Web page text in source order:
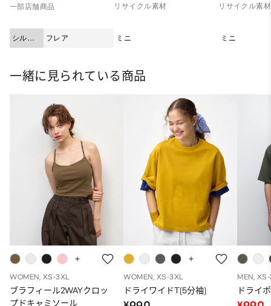
一部店舗商品
シルエ
ット
フレア
リサイクル素材
ミニ
リサイクル素材
ミニ
一緒に見られている商品
WOMEN, XS-3XL
ブラフィール2WAYクロッ
プドキャミソール
WOMEN, XS-3XL
ドライワイドT(5分袖)
MEN,
ドライ